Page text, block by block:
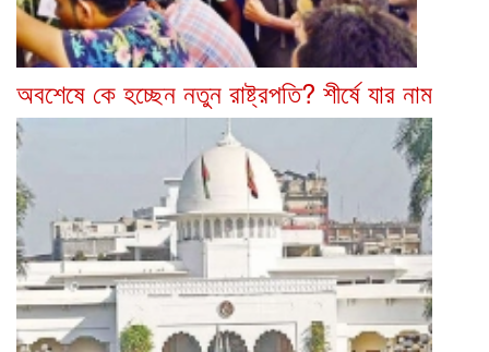
অবশেষে কে হচ্ছেন নতুন রাষ্ট্রপতি? শীর্ষে যার নাম